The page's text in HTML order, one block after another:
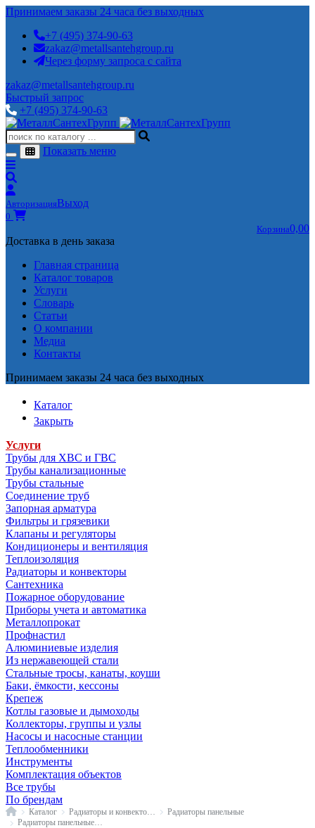
Принимаем заказы 24 часа без выходных
+7 (495) 374-90-63
zakaz@metallsantehgroup.ru
Через форму запроса с сайта
zakaz@metallsantehgroup.ru
Быстрый запрос
+7 (495) 374-90-63
Показать меню
АвторизацияВыход
0
Корзина0,00
Доставка в день заказа
Главная страница
Каталог товаров
Услуги
Словарь
Статьи
О компании
Медиа
Контакты
Принимаем заказы 24 часа без выходных
Каталог
Закрыть
Услуги
Трубы для ХВС и ГВС
Трубы канализационные
Трубы стальные
Соединение труб
Запорная арматура
Фильтры и грязевики
Клапаны и регуляторы
Кондиционеры и вентиляция
Теплоизоляция
Радиаторы и конвекторы
Сантехника
Пожарное оборудование
Приборы учета и автоматика
Металлопрокат
Профнастил
Алюминиевые изделия
Из нержавеющей стали
Стальные тросы, канаты, коуши
Баки, ёмкости, кессоны
Крепеж
Котлы газовые и дымоходы
Коллекторы, группы и узлы
Насосы и насосные станции
Теплообменники
Инструменты
Комплектация объектов
Все трубы
По брендам
ГлавнаяКаталог
Радиаторы панельные
Радиаторы панельные гигиенические Oasis Pro боковое подключение Тип 30 высота 300 мм